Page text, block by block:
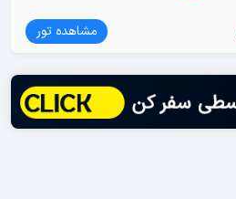
مشاهده تور